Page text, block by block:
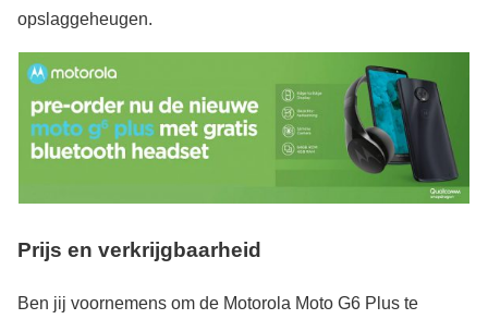
opslaggeheugen.
Prijs en verkrijgbaarheid
Ben jij voornemens om de Motorola Moto G6 Plus te